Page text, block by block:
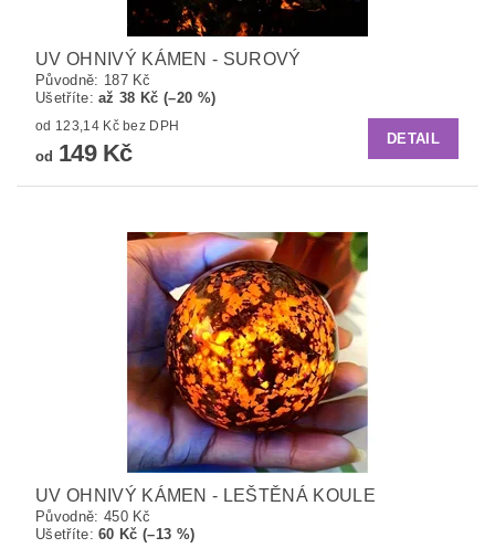
UV OHNIVÝ KÁMEN - SUROVÝ
Původně: 187 Kč
Ušetříte:až 38 Kč (–20 %)
od 123,14 Kč bez DPH
od 149 Kč
DETAIL
UV OHNIVÝ KÁMEN - LEŠTĚNÁ KOULE
Původně: 450 Kč
Ušetříte:60 Kč (–13 %)